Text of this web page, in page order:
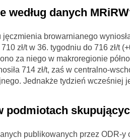
według danych
browarnianego
zł/t w 36. tygodniu do 716 zł/t
za niego w makroregionie
714 zł/t, zaś w centralno-
Jednakże tydzień wcześniej
podmiotach
publikowanych przez ODR-